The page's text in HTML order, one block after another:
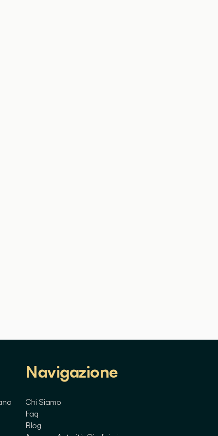
Navigazione
Chi Siamo
Faq
Blog